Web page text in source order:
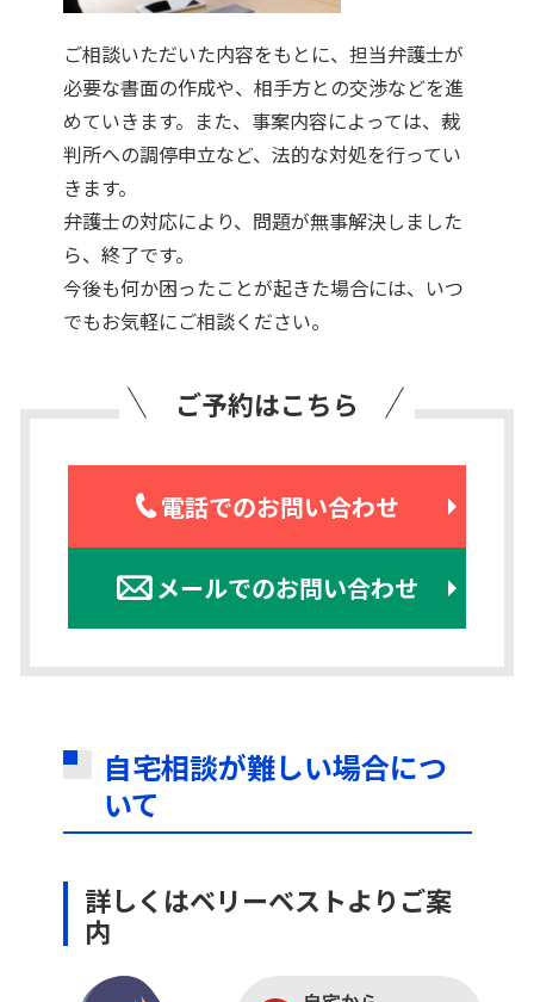
ご相談いただいた内容をもとに、担当弁護士が
必要な書面の作成や、相手方との交渉などを進
めていきます。また、事案内容によっては、裁
判所への調停申立など、法的な対処を行ってい
きます。
弁護士の対応により、問題が無事解決しました
ら、終了です。
今後も何か困ったことが起きた場合には、いつ
でもお気軽にご相談ください。
ご予約はこちら
電話でのお問い合わせ
メールでのお問い合わせ
自宅相談が難しい場合につ
いて
詳しくはベリーベストよりご案
内